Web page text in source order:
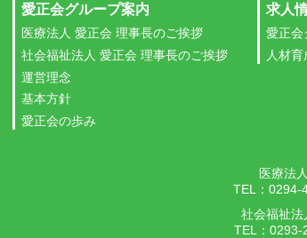
愛正会グループ案内
医療法人 愛正会 理事長のご挨拶
社会福祉法人 愛正会 理事長のご挨拶
運営理念
基本方針
愛正会の歩み
求人
愛正会
人材
医療法
TEL：0294-
社会福祉法
TEL：0293-